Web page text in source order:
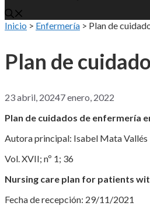
Inicio > Enfermería > Plan de
Plan de
23 abril, 20247 enero, 2022
Plan de cuidados de enfermería
Autora principal: Isabel Mata Vallés
Vol. XVII; nº 1; 36
Nursing care plan for patients
Fecha de recepción: 29/11/2021